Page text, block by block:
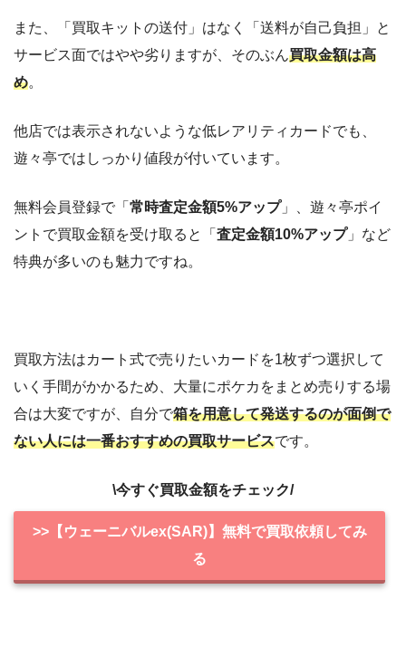
また、「買取キットの送付」はなく「送料が自己負担」と
サービス面ではやや劣りますが、そのぶん買取金額は高
め。
他店では表示されないような低レアリティカードでも、
遊々亭ではしっかり値段が付いています。
無料会員登録で「 常時査定金額5%アップ」、遊々亭ポイ
ントで買取金額を受け取ると「 査定金額10%アップ」など
特典が多いのも魅力ですね。
買取方法はカート式で売りたいカードを1枚ずつ選択して
いく手間がかかるため、大量にポケカをまとめ売りする場
合は大変ですが、自分で箱を用意して発送するのが面倒で
ない人には一番おすすめの買取サービスです。
\今すぐ買取金額をチェック/
>>【ウェーニバルex(SAR)】無料で買取依頼してみ
る